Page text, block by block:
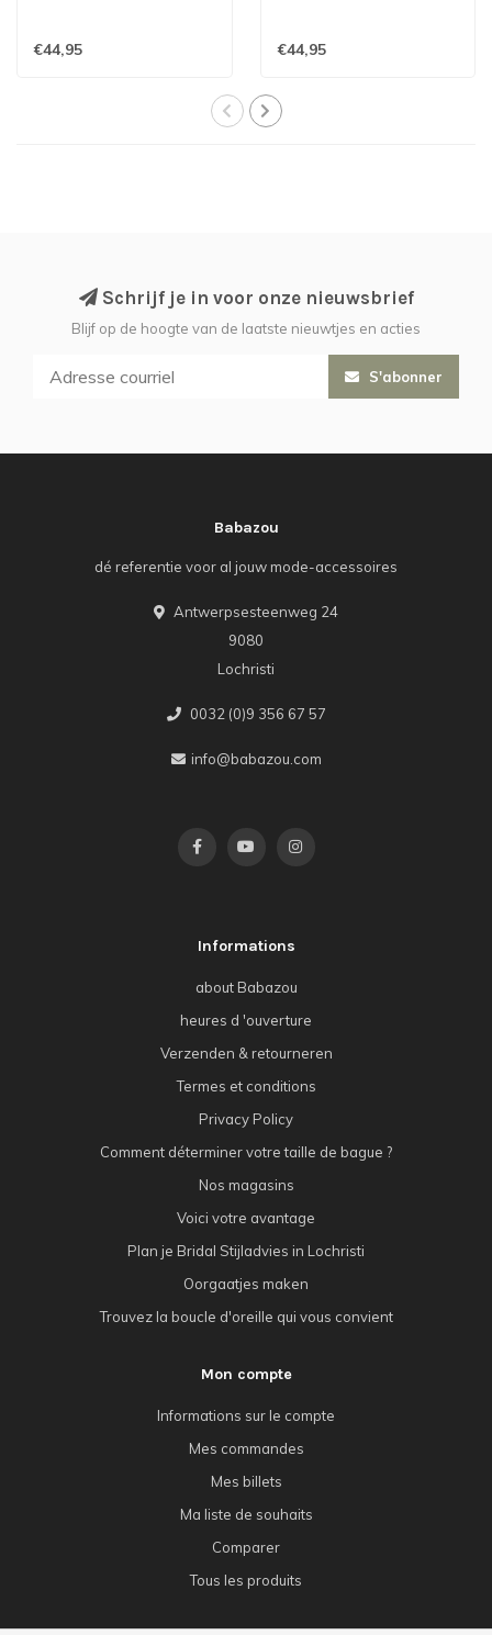
€44,95 €44,95
Schrijf je in voor onze nieuwsbrief
Blijf op de hoogte van de laatste nieuwtjes en acties
S'abonner
Babazou
dé referentie voor al jouw mode-accessoires
Antwerpsesteenweg 24
9080
Lochristi
0032 (0)9 356 67 57
info@babazou.com
Informations
about Babazou
heures d 'ouverture
Verzenden & retourneren
Termes et conditions
Privacy Policy
Comment déterminer votre taille de bague ?
Nos magasins
Voici votre avantage
Plan je Bridal Stijladvies in Lochristi
Oorgaatjes maken
Trouvez la boucle d'oreille qui vous convient
Mon compte
Informations sur le compte
Mes commandes
Mes billets
Ma liste de souhaits
Comparer
Tous les produits